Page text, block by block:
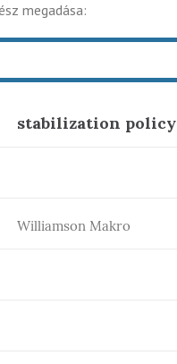
megadása:
stabilization policy
Williamson Makro